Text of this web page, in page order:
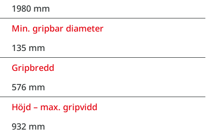
1980 mm
Min. gripbar diameter
135 mm
Gripbredd
576 mm
Höjd – max. gripvidd
932 mm